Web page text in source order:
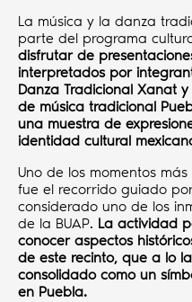
La música y la danza
parte del programa
disfrutar de
interpretados por
Danza Tradicional Xanat
de música tradicional
una muestra de
identidad cultural
Uno de los momentos
fue el recorrido guiado
considerado uno de los
de la BUAP. La actividad
conocer aspectos
de este recinto, que a lo
consolidado como un
en Puebla.